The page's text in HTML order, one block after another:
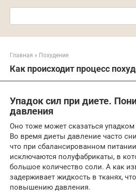
Поиск:
Главная » Похудение
Как происходит процесс
Упадок сил при диете.
давления
Оно тоже может сказаться
Во время диеты давление часто
что при сбалансированном
исключаются полуфабрикаты, в
большое количество соли. А как
задерживает жидкость в тканях,
повышению давления.